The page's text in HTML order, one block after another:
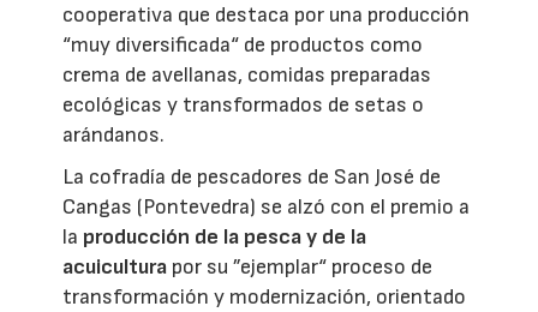
cooperativa que destaca por una producción
“muy diversificada“ de productos como
crema de avellanas, comidas preparadas
ecológicas y transformados de setas o
arándanos.
La cofradía de pescadores de San José de
Cangas (Pontevedra) se alzó con el premio a
la producción de la pesca y de la
acuicultura por su ”ejemplar“ proceso de
transformación y modernización, orientado